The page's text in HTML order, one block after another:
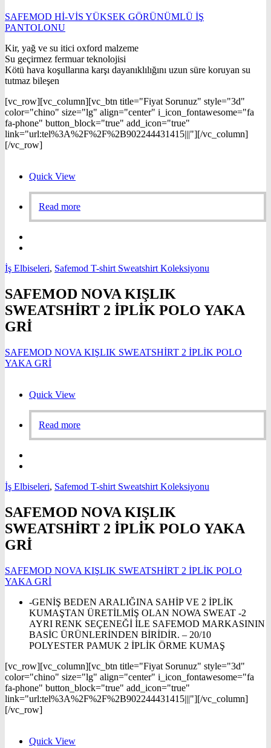
SAFEMOD Hİ-VİS YÜKSEK GÖRÜNÜMLÜ İŞ
PANTOLONU
Kir, yağ ve su itici oxford malzeme
Su geçirmez fermuar teknolojisi
Kötü hava koşullarına karşı dayanıklılığını uzun süre koruyan su
tutmaz bileşen
[vc_row][vc_column][vc_btn title="Fiyat Sorunuz" style="3d"
color="chino" size="lg" align="center" i_icon_fontawesome="fa
fa-phone" button_block="true" add_icon="true"
link="url:tel%3A%2F%2F%2B902244431415|||"][/vc_column]
[/vc_row]
Quick View
Read more
İş Elbiseleri, Safemod T-shirt Sweatshirt Koleksiyonu
SAFEMOD NOVA KIŞLIK
SWEATSHİRT 2 İPLİK POLO YAKA
GRİ
SAFEMOD NOVA KIŞLIK SWEATSHİRT 2 İPLİK POLO
YAKA GRİ
Quick View
Read more
İş Elbiseleri, Safemod T-shirt Sweatshirt Koleksiyonu
SAFEMOD NOVA KIŞLIK
SWEATSHİRT 2 İPLİK POLO YAKA
GRİ
SAFEMOD NOVA KIŞLIK SWEATSHİRT 2 İPLİK POLO
YAKA GRİ
-GENİŞ BEDEN ARALIĞINA SAHİP VE 2 İPLİK
KUMAŞTAN ÜRETİLMİŞ OLAN NOWA SWEAT -2
AYRI RENK SEÇENEĞİ İLE SAFEMOD MARKASININ
BASİC ÜRÜNLERİNDEN BİRİDİR. – 20/10
POLYESTER PAMUK 2 İPLİK ÖRME KUMAŞ
[vc_row][vc_column][vc_btn title="Fiyat Sorunuz" style="3d"
color="chino" size="lg" align="center" i_icon_fontawesome="fa
fa-phone" button_block="true" add_icon="true"
link="url:tel%3A%2F%2F%2B902244431415|||"][/vc_column]
[/vc_row]
Quick View